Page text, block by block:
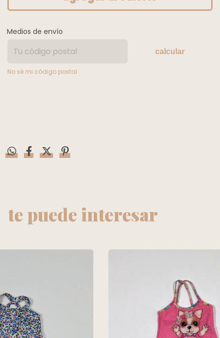
Medios de envío
calcular
No sé mi código postal
te puede interesar